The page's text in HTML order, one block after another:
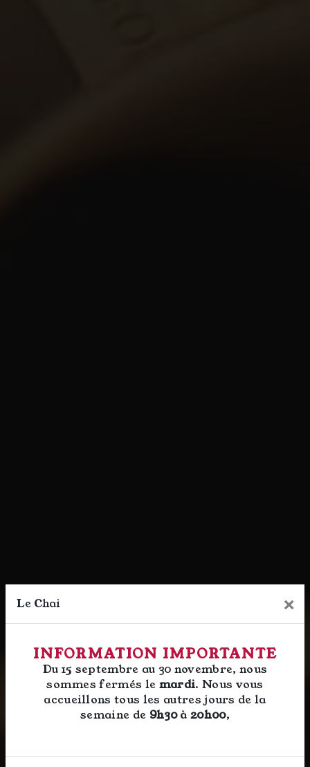
Le Chai ×
INFORMATION IMPORTANTE
Du 15 septembre au 30 novembre, nous
sommes fermés le mardi. Nous vous
accueillons tous les autres jours de la
semaine de 9h30à 20h00,